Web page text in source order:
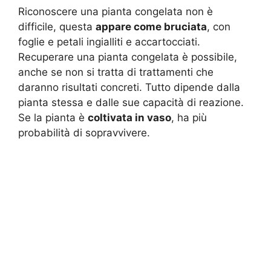
Riconoscere una pianta congelata non è
difficile, questa appare come bruciata, con
foglie e petali ingialliti e accartocciati.
Recuperare una pianta congelata è possibile,
anche se non si tratta di trattamenti che
daranno risultati concreti. Tutto dipende dalla
pianta stessa e dalle sue capacità di reazione.
Se la pianta è coltivata in vaso, ha più
probabilità di sopravvivere.